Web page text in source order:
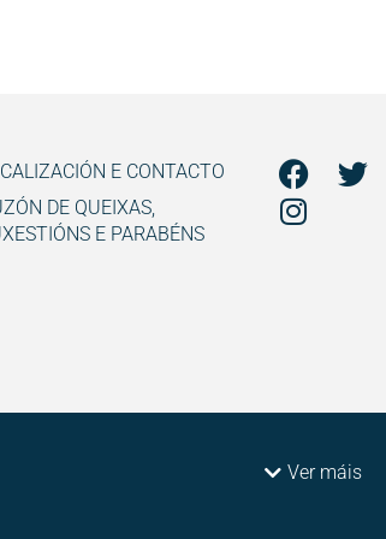
E CONTACTO
DE QUEIXAS,
E PARABÉNS
Ver máis